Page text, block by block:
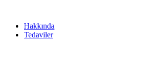
Hakkında
Tedaviler